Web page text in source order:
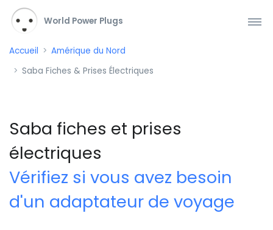
World Power Plugs
Accueil
Amérique du Nord
Saba Fiches & Prises Électriques
Saba fiches et prises
électriques
Vérifiez si vous avez besoin
d'un adaptateur de voyage